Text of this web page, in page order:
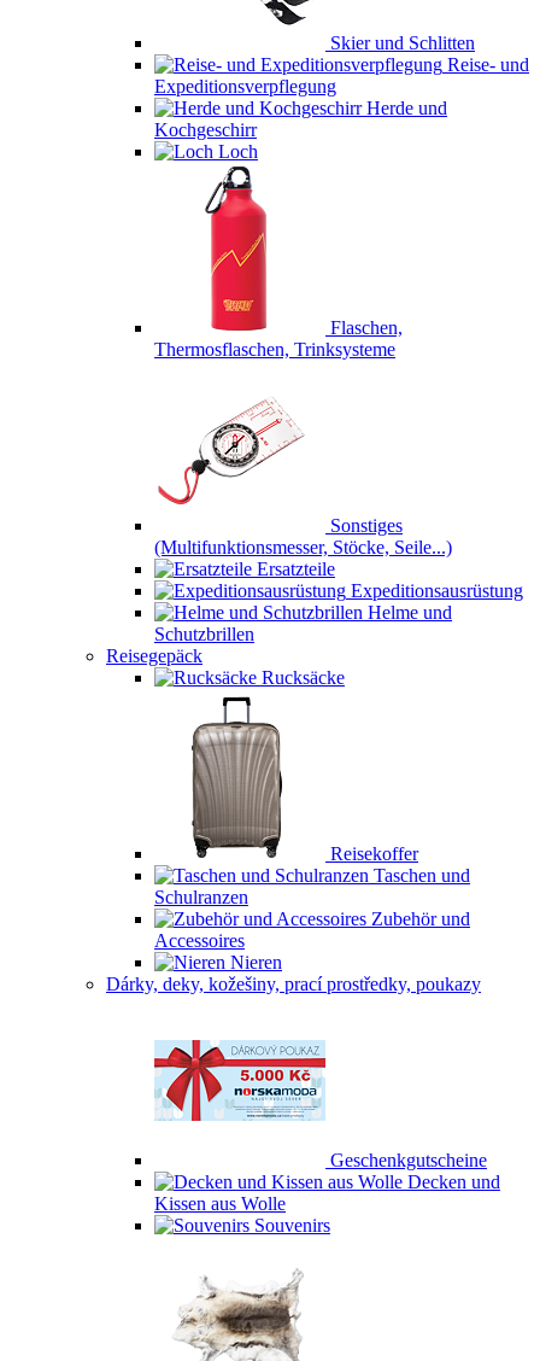
Skier und Schlitten
Reise- und
Expeditionsverpflegung
Herde und
Kochgeschirr
Loch
Flaschen,
Thermosflaschen, Trinksysteme
Sonstiges
(Multifunktionsmesser, Stöcke, Seile...)
Ersatzteile
Expeditionsausrüstung
Helme und
Schutzbrillen
Reisegepäck
Rucksäcke
Reisekoffer
Taschen und
Schulranzen
Zubehör und
Accessoires
Nieren
Dárky, deky, kožešiny, prací prostředky, poukazy
Geschenkgutscheine
Decken und
Kissen aus Wolle
Souvenirs